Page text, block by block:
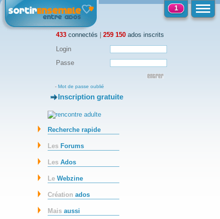
433 connectés | 259 150 ados inscrits
1
Login
Passe
- Mot de passe oublié
-Inscription gratuite
Recherche rapide
Les Forums
LesAdos
LeWebzine
Créationados
Maisaussi